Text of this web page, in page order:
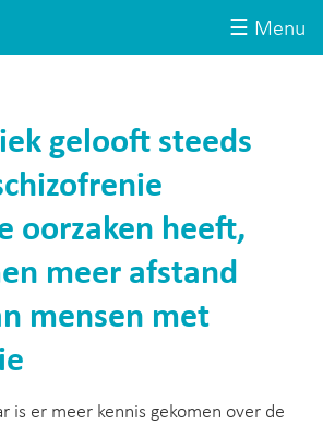
☰ Menu
gelooft steeds
oorzaken heeft,
meer afstand
mensen met
is er meer kennis gekomen over de